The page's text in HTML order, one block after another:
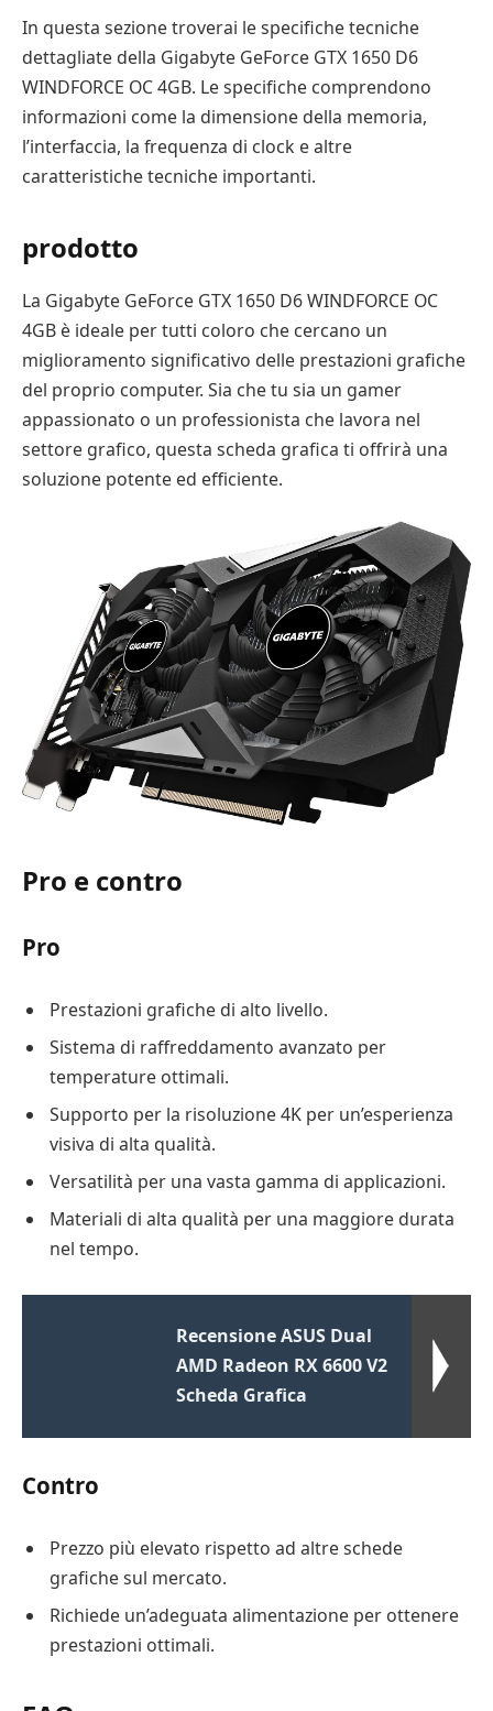
In questa sezione troverai le specifiche tecniche
dettagliate della Gigabyte GeForce GTX 1650 D6
WINDFORCE OC 4GB. Le specifiche comprendono
informazioni come la dimensione della memoria,
l’interfaccia, la frequenza di clock e altre
caratteristiche tecniche importanti.
prodotto
La Gigabyte GeForce GTX 1650 D6 WINDFORCE OC
4GB è ideale per tutti coloro che cercano un
miglioramento significativo delle prestazioni grafiche
del proprio computer. Sia che tu sia un gamer
appassionato o un professionista che lavora nel
settore grafico, questa scheda grafica ti offrirà una
soluzione potente ed efficiente.
Pro e contro
Pro
Prestazioni grafiche di alto livello.
Sistema di raffreddamento avanzato per
temperature ottimali.
Supporto per la risoluzione 4K per un’esperienza
visiva di alta qualità.
Versatilità per una vasta gamma di applicazioni.
Materiali di alta qualità per una maggiore durata
nel tempo.
Recensione ASUS Dual
AMD Radeon RX 6600 V2
Scheda Grafica
Contro
Prezzo più elevato rispetto ad altre schede
grafiche sul mercato.
Richiede un’adeguata alimentazione per ottenere
prestazioni ottimali.